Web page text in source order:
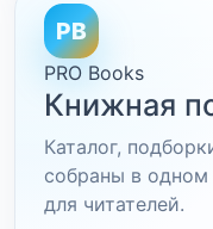
PB
PRO Books
Книжная
Каталог,
собраны в одном
для читателей.